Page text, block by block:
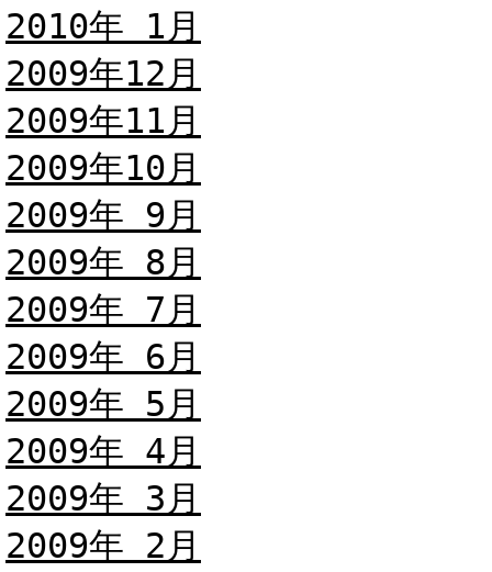
2010年 1月
2009年12月
2009年11月
2009年10月
2009年 9月
2009年 8月
2009年 7月
2009年 6月
2009年 5月
2009年 4月
2009年 3月
2009年 2月